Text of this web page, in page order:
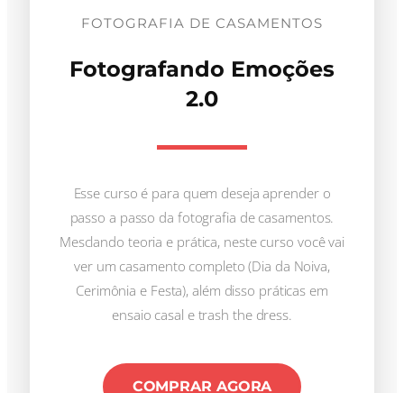
FOTOGRAFIA DE CASAMENTOS
Fotografando Emoções
2.0
Esse curso é para quem deseja aprender o
passo a passo da fotografia de casamentos.
Mesclando teoria e prática, neste curso você vai
ver um casamento completo (Dia da Noiva,
Cerimônia e Festa), além disso práticas em
ensaio casal e trash the dress.
COMPRAR AGORA